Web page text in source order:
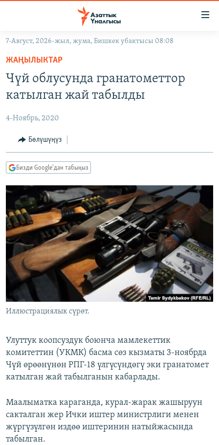
Навигацияга
өтүңүз
Издөөгө
салыңыз
КЫРГЫЗСТАН
КЫРГЫЗСТАН
ЭКОНОМИКА
МАДАНИЯТ
ДҮЙНӨ
БОРБОР АЗИЯ
АТАЙЫН ИЛИКТӨӨ
ТВ ПРОГРАММАЛАР
ЭКСПЕРТТЕР ТАЛДАЙТ
БИЗ ЖАНА ДҮЙНӨ
ДАНИСТЕ
ЭЖЕ-СИҢДИЛЕР
АЗАТТЫК+
ЫҢГАЙСЫЗ СУРООЛОР
ӨЗГӨЧӨ ПИКИР
Русский
ОНЛАЙН ШЕРИНЕ
ЭЕ/АРнун бардык сайттары
7-Август, 2026-жыл, жума, Бишкек убактысы 08:08
ЖАҢЫЛЫКТАР
Чүй облусунда гранатометтор
катылган жай табылды
4-Ноябрь, 2020
Бөлүшүңүз
Бизди Google'дан табыңыз
Иллюстрациялык сүрөт.
Улуттук коопсуздук боюнча мамлекеттик
комитеттин (УКМК) басма сөз кызматы 3-ноябрда
Чүй өрөөнүнөн РПГ-18 үлгүсүндөгү эки гранатомет
катылган жай табылганын кабарлады.
Маалыматка караганда, курал-жарак жашыруун
сакталган жер Ички иштер министрлиги менен
жүргүзүлгөн издөө иштеринин натыйжасында
табылган.